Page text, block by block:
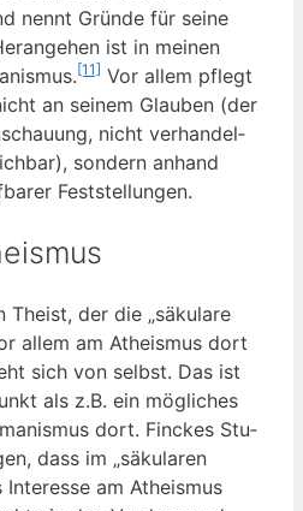
nennt Grün­de für sei­ne
ist in mei­nen
[11] Vor allem pflegt
an sei­nem Glau­ben (der
nicht ver­han­del­
son­dern anhand
Feststellungen.
The­ist, der die „säku­la­re
allem am Athe­is­mus dort
sich von selbst. Das ist
als z.B. ein mög­li­ches
dort. Fin­ckes Stu­
dass im „säku­la­ren
am Athe­is­mus